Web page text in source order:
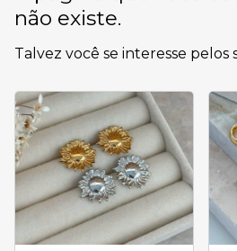
não existe.
Talvez você se interesse